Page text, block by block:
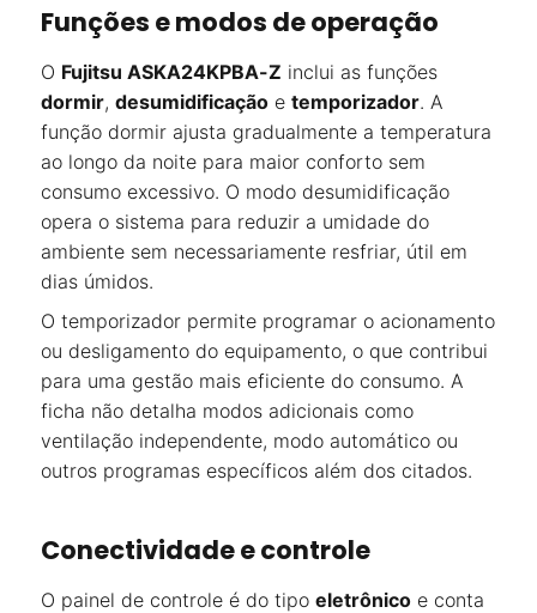
Funções e modos de operação
O Fujitsu ASKA24KPBA-Z inclui as funções
dormir, desumidificação e temporizador. A
função dormir ajusta gradualmente a temperatura
ao longo da noite para maior conforto sem
consumo excessivo. O modo desumidificação
opera o sistema para reduzir a umidade do
ambiente sem necessariamente resfriar, útil em
dias úmidos.
O temporizador permite programar o acionamento
ou desligamento do equipamento, o que contribui
para uma gestão mais eficiente do consumo. A
ficha não detalha modos adicionais como
ventilação independente, modo automático ou
outros programas específicos além dos citados.
Conectividade e controle
O painel de controle é do tipo eletrônico e conta